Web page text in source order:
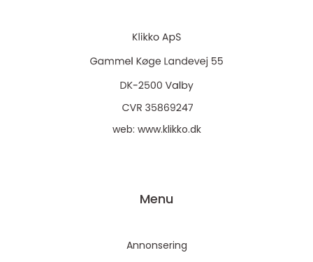
web: www.klikko.dk
Menu
Annonsering